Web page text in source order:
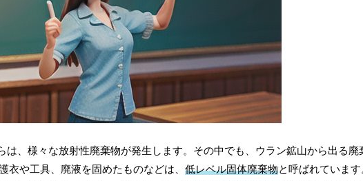
、様々な放射性廃棄物が発生します。その中でも、ウラン鉱山から出る廃
や工具、廃液を固めたものなどは、 低レベル固体廃棄物と呼ばれていま